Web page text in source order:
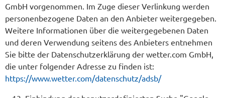
GmbH vorgenommen. Im Zuge dieser Verlinkung werden
personenbezogene Daten an den Anbieter weitergegeben.
Weitere Informationen über die weitergegebenen Daten
und deren Verwendung seitens des Anbieters entnehmen
Sie bitte der Datenschutzerklärung der wetter.com GmbH,
die unter folgender Adresse zu finden ist:
https://www.wetter.com/datenschutz/adsb/